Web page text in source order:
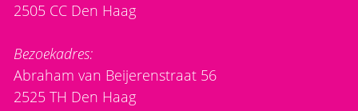
2505 CC Den Haag
Bezoekadres:
Abraham van Beijerenstraat 56
2525 TH Den Haag